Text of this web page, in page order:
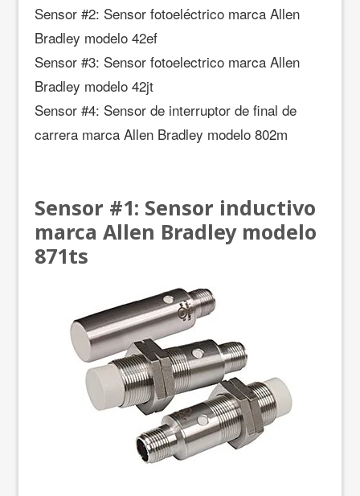
Sensor #2: Sensor fotoeléctrico marca Allen
Bradley modelo 42ef
Sensor #3: Sensor fotoelectrico marca Allen
Bradley modelo 42jt
Sensor #4: Sensor de interruptor de final de
carrera marca Allen Bradley modelo 802m
Sensor #1: Sensor inductivo
marca Allen Bradley modelo
871ts